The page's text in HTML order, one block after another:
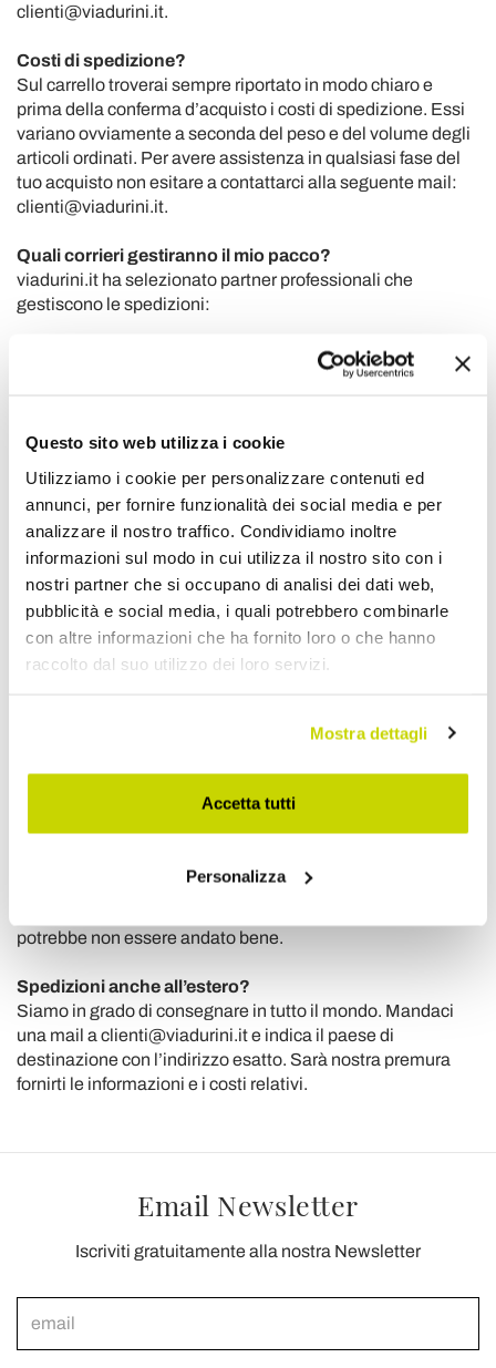
Questo sito web utilizza i cookie
Utilizziamo i cookie per personalizzare contenuti ed
annunci, per fornire funzionalità dei social media e per
analizzare il nostro traffico. Condividiamo inoltre
informazioni sul modo in cui utilizza il nostro sito con i
nostri partner che si occupano di analisi dei dati web,
pubblicità e social media, i quali potrebbero combinarle
con altre informazioni che ha fornito loro o che hanno
raccolto dal suo utilizzo dei loro servizi.
Mostra dettagli
Accetta tutti
Personalizza
clienti@viadurini.it.
Costi di spedizione?
Sul carrello troverai sempre riportato in modo chiaro e
prima della conferma d’acquisto i costi di spedizione. Essi
variano ovviamente a seconda del peso e del volume degli
articoli ordinati. Per avere assistenza in qualsiasi fase del
tuo acquisto non esitare a contattarci alla seguente mail:
clienti@viadurini.it.
Quali corrieri gestiranno il mio pacco?
viadurini.it ha selezionato partner professionali che
gestiscono le spedizioni:
- Per gli articoli tra 0 e 30 Kg – corriere espresso
- Articoli tra 30 Kg e oltre – trasportatore specializzato
Siamo in grado anche, previo accordo, di fare consegne al
piano.
Per maggiori informazioni non esitare a contattarci.
Il corriere passa ma io non sono in casa cosa succede?
magazzino del corriere più vicino a te. I nostri corrieri
cercheranno di contattarti prima della nuova consegna. È
molto importante essere presenti durante la consegna.
Al momento della consegna il corriere vi chiederà di firmare
che il pacco sembra danneggiato oppure con segni di
effrazione scegliete l’opzione accetto con riserva scrivendo
danneggiato, aperto, umido, bagnato, ecc.: è una formula
potrebbe non essere andato bene.
Spedizioni anche all’estero?
Siamo in grado di consegnare in tutto il mondo. Mandaci
una mail a clienti@viadurini.it e indica il paese di
destinazione con l’indirizzo esatto. Sarà nostra premura
fornirti le informazioni e i costi relativi.
Email Newsletter
Iscriviti gratuitamente alla nostra Newsletter